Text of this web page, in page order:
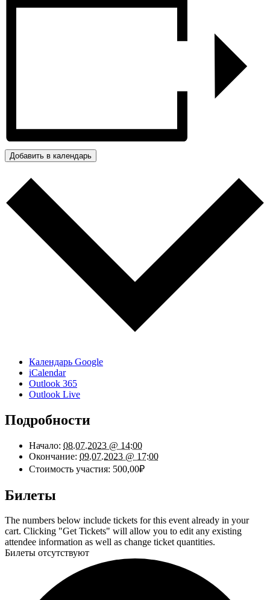
Добавить в календарь
Календарь Google
iCalendar
Outlook 365
Outlook Live
Подробности
Начало: 08.07.2023 @ 14:00
Окончание: 09.07.2023 @ 17:00
Стоимость участия: 500,00₽
Билеты
The numbers below include tickets for this event already in your
cart. Clicking "Get Tickets" will allow you to edit any existing
attendee information as well as change ticket quantities.
Билеты отсутствуют